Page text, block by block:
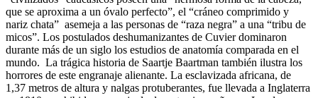
que se aproxima a un óvalo perfecto”, el “cráneo comprimido y
nariz chata” asemeja a las personas de “raza negra” a una “tribu de
micos”. Los postulados deshumanizantes de Cuvier dominaron
durante más de un siglo los estudios de anatomía comparada en el
mundo. La trágica historia de Saartje Baartman también ilustra los
horrores de este engranaje alienante. La esclavizada africana, de
1,37 metros de altura y nalgas protuberantes, fue llevada a Inglaterra